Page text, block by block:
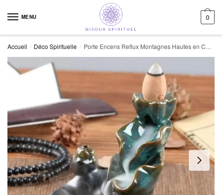
MENU 0
Accueil / Déco Spirituelle / Porte Encens Reflux Montagnes Hautes en Céramique 12x11x9 Cm